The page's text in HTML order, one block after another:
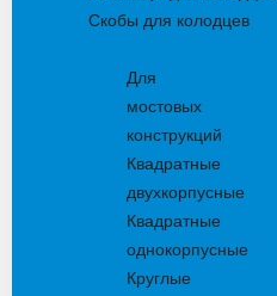
Скобы для колодцев
Для
мостовых
конструкций
Квадратные
двухкорпусные
Квадратные
однокорпусные
Круглые